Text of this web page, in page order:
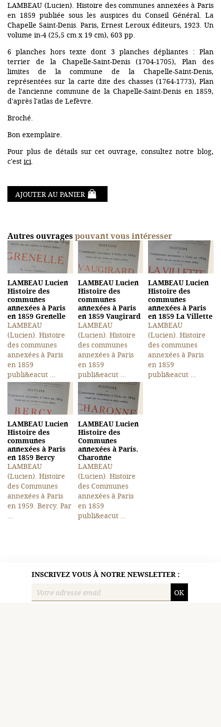
LAMBEAU (Lucien). Histoire des communes annexées à Paris
en 1859 publiée sous les auspices du Conseil Général. La
Chapelle Saint-Denis. Paris, Ernest Leroux éditeurs, 1923. Un
volume in-4 (25,5 cm x 19 cm), 603 pp.
6 planches hors texte dont 3 planches dépliantes : Plan
terrier de la Chapelle-Saint-Denis (1704-1705), Plan des
limites de la commune de la Chapelle-Saint-Denis,
représentées sur la carte dite des chasses (1764-1773), Plan
de l'ancienne commune de la Chapelle-Saint-Denis en 1859,
d'après l'atlas de Lefèvre.
Broché.
Bon exemplaire.
Pour plus de détails sur cet ouvrage, consultez notre blog,
c'est ici.
AJOUTER AU PANIER
Autres ouvragespouvant vous intéresser
LAMBEAU Lucien
Histoire des
communes
annexées à Paris
en 1859 Grenelle
LAMBEAU
(Lucien). Histoire
des communes
annexées à Paris
en 1859
publi&eacut ...
LAMBEAU Lucien
Histoire des
communes
annexées à Paris
en 1859 Vaugirard
LAMBEAU
(Lucien). Histoire
des communes
annexées à Paris
en 1859
publi&eacut ...
LAMBEAU Lucien
Histoire des
communes
annexées à Paris
en 1859 La Villette
LAMBEAU
(Lucien). Histoire
des communes
annexées à Paris
en 1859
publi&eacut ...
LAMBEAU Lucien
Histoire des
communes
annexées à Paris
en 1859 Bercy
LAMBEAU
(Lucien). Histoire
des Communes
annexées à Paris
en 1959. Bercy. Par
...
LAMBEAU Lucien
Histoire des
Communes
annexées à Paris.
Charonne
LAMBEAU
(Lucien). Histoire
des Communes
annexées à Paris
en 1859
publi&eacut ...
INSCRIVEZ VOUS À NOTRE NEWSLETTER :
OK